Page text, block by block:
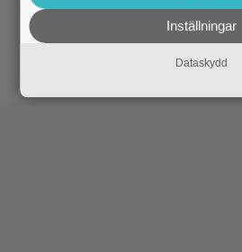
Hollywood
Anya Taylor-Joy
method actors bara män”
Inställningar
Dataskydd